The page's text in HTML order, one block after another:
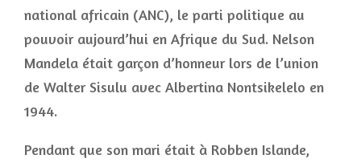
national africain (ANC), le parti politique au
pouvoir aujourd’hui en Afrique du Sud. Nelson
Mandela était garçon d’honneur lors de l’union
de Walter Sisulu avec Albertina Nontsikelelo en
1944.
Pendant que son mari était à Robben Islande,